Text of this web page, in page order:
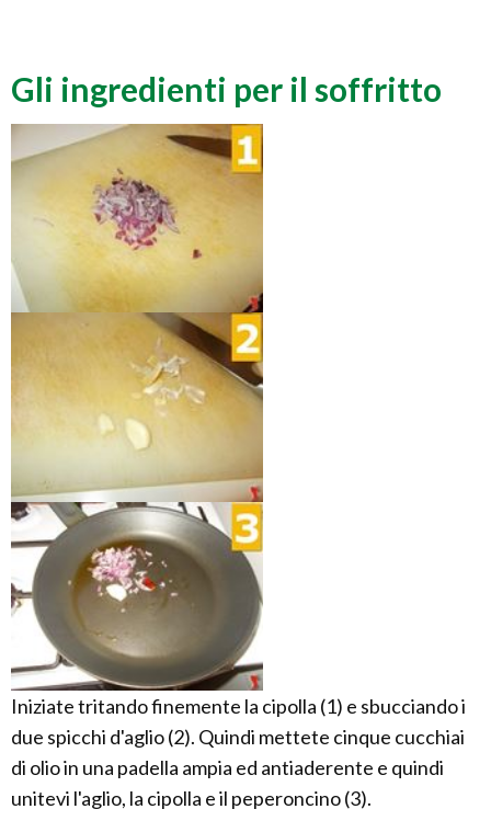
Gli ingredienti per il soffritto
Iniziate tritando finemente la cipolla (1) e sbucciando i
due spicchi d'aglio (2). Quindi mettete cinque cucchiai
di olio in una padella ampia ed antiaderente e quindi
unitevi l'aglio, la cipolla e il peperoncino (3).